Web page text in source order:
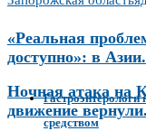
«Реальная
доступно»: в
Ночная атака на
движение
средством